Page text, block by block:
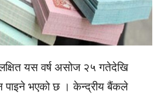
यस वर्ष असोज २५ गतेदेखि
पाइने भएको छ । केन्द्रीय बैंकले